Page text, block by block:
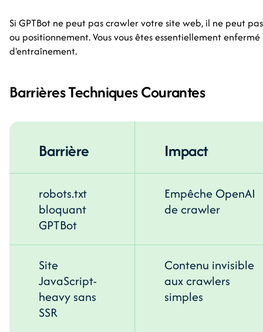
Si GPTBot ne peut pas crawler votre site web, il ne peut
ou positionnement. Vous vous êtes essentiellement
d'entraînement.
Barrières Techniques Courantes
Barrière Impact
robots.txt
bloquant
GPTBot
Empêche OpenAI
de crawler
Site
JavaScript-
heavy sans
SSR
Contenu invisible
aux crawlers
simples